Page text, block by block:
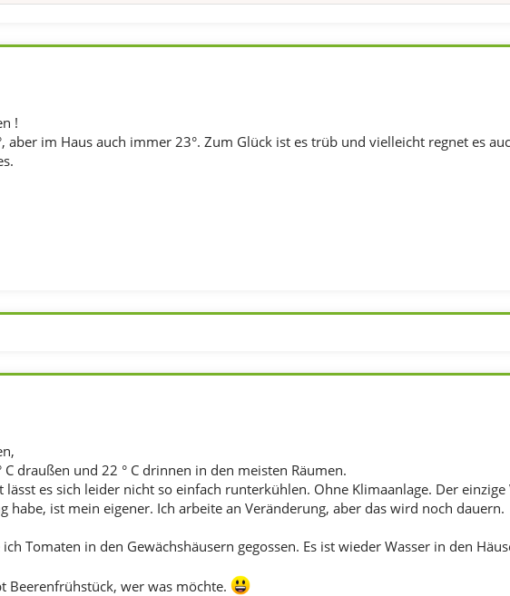
!
aber im Haus auch immer 23°. Zum Glück ist es trüb und vielleicht regnet es
C draußen und 22 ° C drinnen in den meisten Räumen.
lässt es sich leider nicht so einfach runterkühlen. Ohne Klimaanlage. Der
habe, ist mein eigener. Ich arbeite an Veränderung, aber das wird noch dauern.
ich Tomaten in den Gewächshäusern gegossen. Es ist wieder Wasser in den
Beerenfrühstück, wer was möchte.